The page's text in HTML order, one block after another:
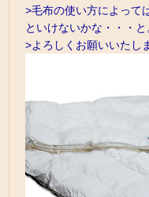
>毛布の使い方によって
といけないかな・・・と
>よろしくお願いいたし